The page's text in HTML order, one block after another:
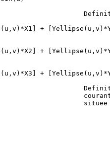
Definition
+ [Yellipse(u,v)*Y1]
+ [Yellipse(u,v)*Y2]
+ [Yellipse(u,v)*Y3]
Definition
courant
situee dans